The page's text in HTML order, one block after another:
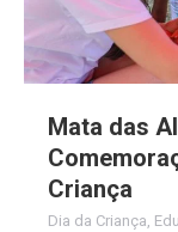
Mata das
Criança
Dia da Criança,